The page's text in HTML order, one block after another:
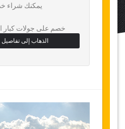
يمكنك شراء
خصم على جولات كبار
الذهاب إلى